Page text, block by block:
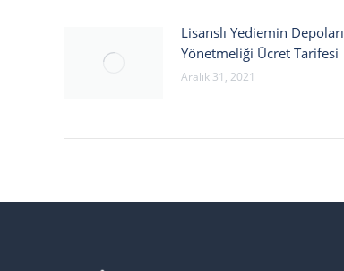
Lisanslı Yediemin Depoları
Yönetmeliği Ücret Tarifesi
Aralık 31, 2021